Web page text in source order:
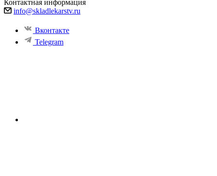
Контактная информация
info@skladlekarstv.ru
Вконтакте
Telegram